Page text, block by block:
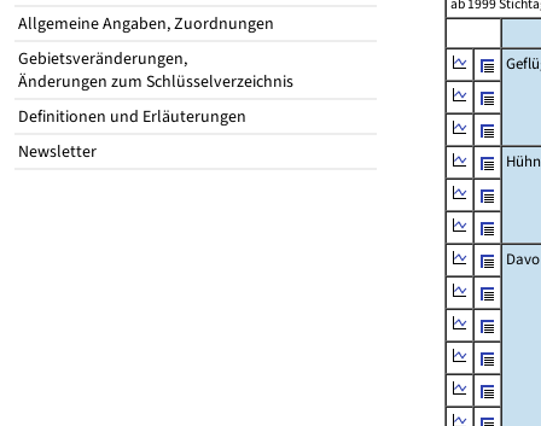
Allgemeine Angaben, Zuordnungen
Gebietsveränderungen,
Änderungen zum Schlüsselverzeichnis
Definitionen und Erläuterungen
Newsletter